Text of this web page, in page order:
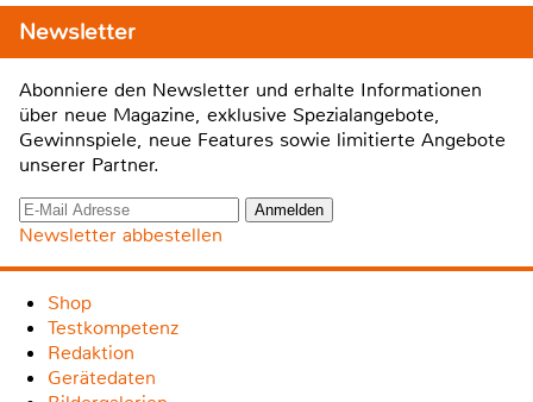
Newsletter
Abonniere den Newsletter und erhalte Informationen
über neue Magazine, exklusive Spezialangebote,
Gewinnspiele, neue Features sowie limitierte Angebote
unserer Partner.
Newsletter abbestellen
Shop
Testkompetenz
Redaktion
Gerätedaten